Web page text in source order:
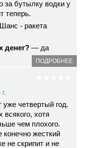
за бутылку водки у
теперь.
- ракета
денег? — да
ПОДРОБНЕЕ
четвертый год.
всякого, хотя
чем плохого.
жесткий
не скрипит и не